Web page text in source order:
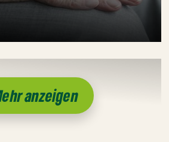
anzeigen